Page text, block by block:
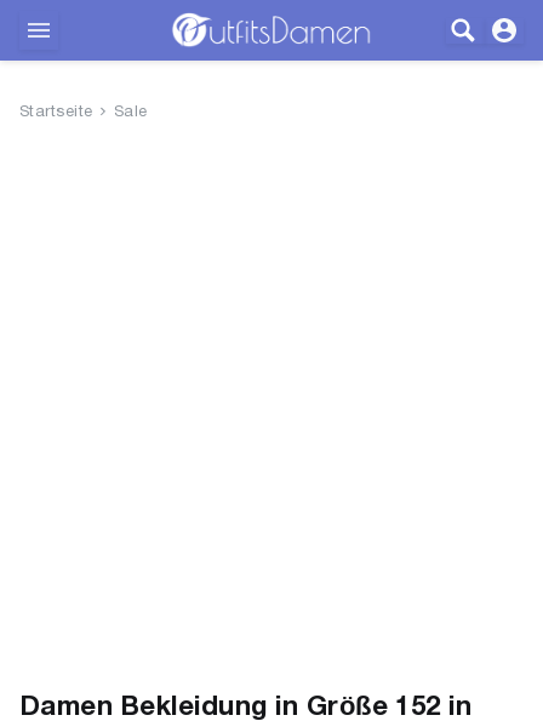
Startseite Sale
Damen Bekleidung in Größe 152 in